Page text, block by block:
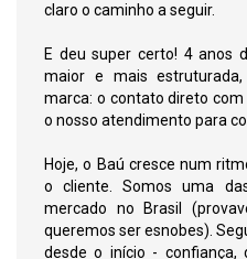
claro o caminho a seguir.
E deu super certo! 4 anos
maior e mais
marca: o contato direto
o nosso atendimento para
Hoje, o Baú cresce num
o cliente. Somos uma
mercado no Brasil
queremos ser esnobes).
desde o início - confiança,